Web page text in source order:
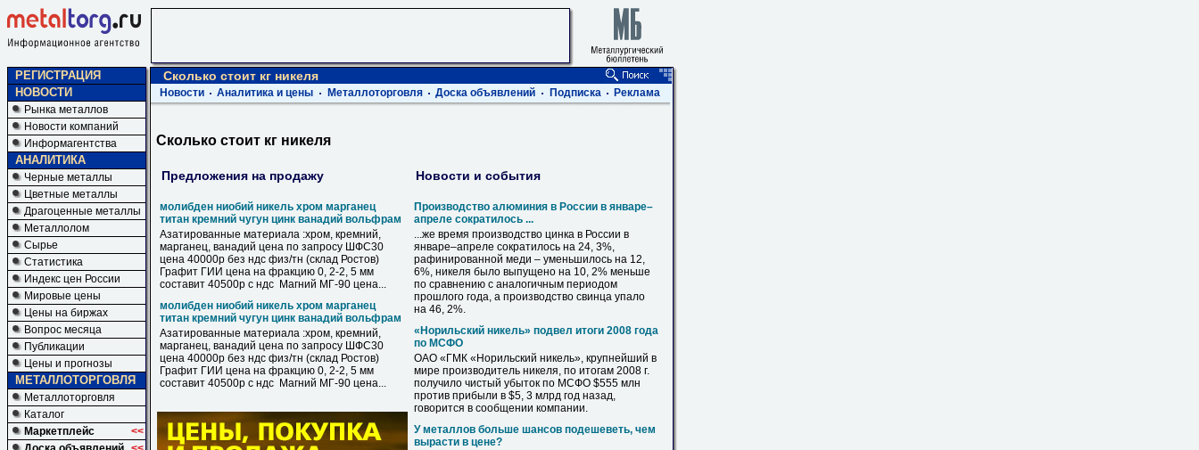
РЕГИСТРАЦИЯ
НОВОСТИ
Рынка металлов
Новости компаний
Информагентства
АНАЛИТИКА
Черные металлы
Цветные металлы
Драгоценные металлы
Металлолом
Сырье
Статистика
Индекс цен России
Мировые цены
Цены на биржах
Вопрос месяца
Публикации
Цены и прогнозы
МЕТАЛЛОТОРГОВЛЯ
Металлоторговля
Каталог
Маркетплейс
<<
Сколько стоит кг никеля
Новости Аналитика и цены Металлоторговля Доска объявлений Подписка Реклама
Сколько стоит кг никеля
Предложения на продажу
молибден ниобий никель хром марганец
титан кремний чугун цинк ванадий вольфрам
Азатированные материала :хром, кремний,
марганец, ванадий цена по запросу ШФС30
цена 40000р без ндс физ/тн (склад Ростов)
Графит ГИИ цена на фракцию 0, 2-2, 5 мм
составит 40500р с ндс Магний МГ-90 цена...
молибден ниобий никель хром марганец
титан кремний чугун цинк ванадий вольфрам
Азатированные материала :хром, кремний,
марганец, ванадий цена по запросу ШФС30
цена 40000р без ндс физ/тн (склад Ростов)
Графит ГИИ цена на фракцию 0, 2-2, 5 мм
составит 40500р с ндс Магний МГ-90 цена...
Новости и события
Производство алюминия в России в январе–
апреле сократилось ...
...же время производство цинка в России в
январе–апреле сократилось на 24, 3%,
рафинированной меди – уменьшилось на 12,
6%, никеля было выпущено на 10, 2% меньше
по сравнению с аналогичным периодом
прошлого года, а производство свинца упало
на 46, 2%.
«Норильский никель» подвел итоги 2008 года
по МСФО
ОАО «ГМК «Норильский никель», крупнейший в
мире производитель никеля, по итогам 2008 г.
получило чистый убыток по МСФО $555 млн
против прибыли в $5, 3 млрд год назад,
говорится в сообщении компании.
У металлов больше шансов подешеветь, чем
вырасти в цене?